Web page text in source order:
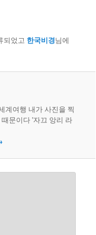
되었고 한국비경님에
계여행 내가 사진을 찍
문이다 '자끄 앙리 라